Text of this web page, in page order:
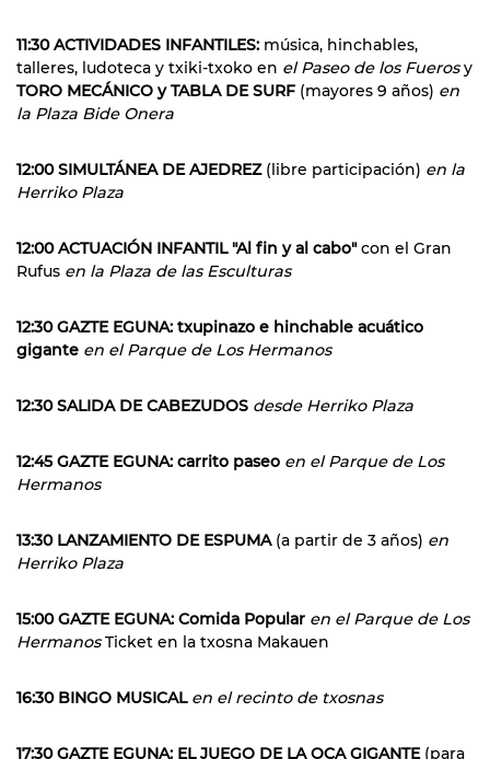
11:30 ACTIVIDADES INFANTILES: música, hinchables,
talleres, ludoteca y txiki-txoko en el Paseo de los Fuerosy
TORO MECÁNICO y TABLA DE SURF (mayores 9 años) en
la Plaza Bide Onera
12:00 SIMULTÁNEA DE AJEDREZ (libre participación) en la
Herriko Plaza
12:00 ACTUACIÓN INFANTIL "Al fin y al cabo"con el Gran
Rufus en la Plaza de las Esculturas
12:30 GAZTE EGUNA: txupinazo e hinchable acuático
gigante en el Parque de Los Hermanos
12:30 SALIDA DE CABEZUDOS desde Herriko Plaza
12:45 GAZTE EGUNA: carrito paseo en el Parque de Los
Hermanos
13:30 LANZAMIENTO DE ESPUMA (a partir de 3 años) en
Herriko Plaza
15:00 GAZTE EGUNA: Comida Popular en el Parque de Los
HermanosTicket en la txosna Makauen
16:30 BINGO MUSICAL en el recinto de txosnas
17:30 GAZTE EGUNA: EL JUEGO DE LA OCA GIGANTE (para